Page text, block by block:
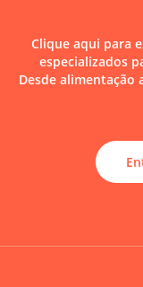
Clique aqui para
especializados
Desde